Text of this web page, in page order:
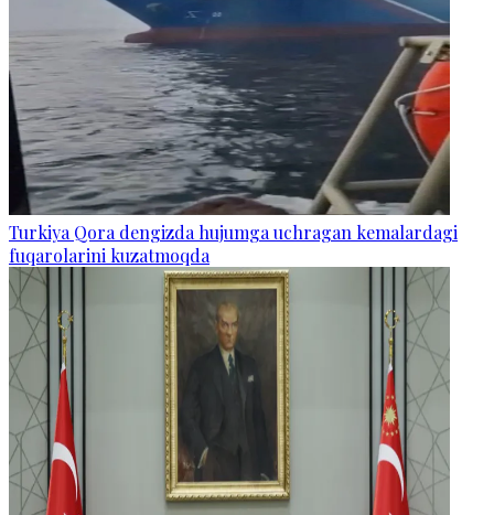
Turkiya Qora dengizda hujumga uchragan kemalardagi
fuqarolarini kuzatmoqda